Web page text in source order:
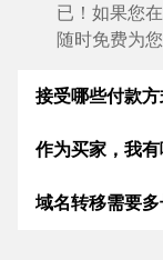
已！如果您
随时免费为您
接受哪些付款方
我们使用
卡、PayPal、
作为买家，我
作为买方，我
域名转移需要多